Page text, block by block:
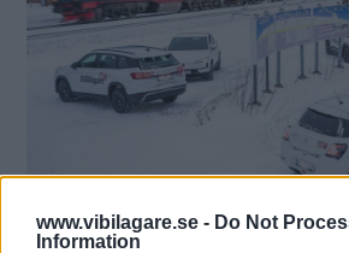
www.vibilagare.se - Do Not
Information
Vi tar långtestbilarna till Polcirkeln